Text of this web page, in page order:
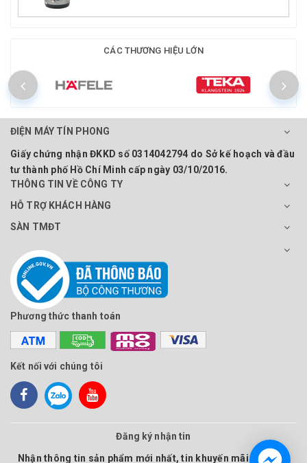
CÁC THƯƠNG HIỆU LỚN
ĐIỆN MÁY TÍN PHONG
Giấy chứng nhận ĐKKD số 0314042794 do Sở kế hoạch và đầu
tư thành phố Hồ Chí Minh cấp ngày 03/10/2016.
THÔNG TIN VỀ CÔNG TY
HỖ TRỢ KHÁCH HÀNG
SÀN TMĐT
Phương thức thanh toán
Kết nối với chúng tôi
Đăng ký nhận tin
Nhận thông tin sản phẩm mới nhất, tin khuyến mãi và nhiều